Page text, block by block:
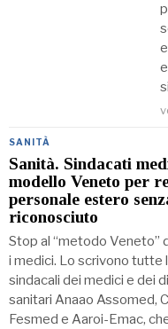
SANITÀ
Sanità. Sindacati
modello Veneto per
personale estero
riconosciuto
Stop al “metodo Veneto”
i medici. Lo scrivono tutte
sindacali dei medici e dei
sanitari Anaao Assomed,
Fesmed e Aaroi-Emac,